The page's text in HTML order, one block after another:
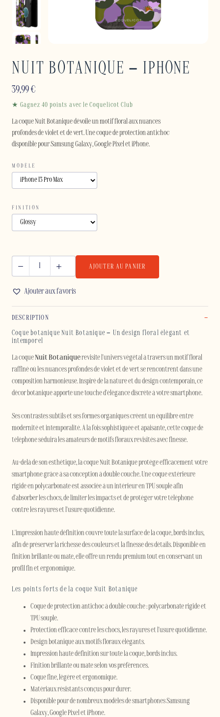
NUIT BOTANIQUE – IPHONE
39,99€
★ Gagnez 40 points avec le Coquelicot Club
La coque Nuit Botanique dévoile un motif floral aux nuances
profondes de violet et de vert. Une coque de protection antichoc
disponible pour Samsung Galaxy, Google Pixel et iPhone.
MODÈLE
FINITION
NUIT
BOTANIQUE
-
IPHONE
AJOUTER AU PANIER
Ajouter aux favoris
DESCRIPTION
Coque botanique Nuit Botanique – Un design floral élégant et
intemporel
La coqueNuit Botaniquerevisite l'univers végétal à travers un motif floral
raffiné où les nuances profondes de violet et de vert se rencontrent dans une
composition harmonieuse. Inspiré de la nature et du design contemporain, ce
décor botanique apporte une touche d'élégance discrète à votre smartphone.
Ses contrastes subtils et ses formes organiques créent un équilibre entre
modernité et intemporalité. À la fois sophistiquée et apaisante, cette coque de
téléphone séduira les amateurs de motifs floraux revisités avec finesse.
Au-delà de son esthétique, la coque Nuit Botanique protège efficacement votre
smartphone grâce à sa conception à double couche. Une coque extérieure
rigide en polycarbonate est associée à un intérieur en TPU souple afin
d'absorber les chocs, de limiter les impacts et de protéger votre téléphone
contre les rayures et l'usure quotidienne.
L'impression haute définition couvre toute la surface de la coque, bords inclus,
afin de préserver la richesse des couleurs et la finesse des détails. Disponible en
finition brillante ou mate, elle offre un rendu premium tout en conservant un
profil fin et ergonomique.
Les points forts de la coque Nuit Botanique
Coque de protection antichoc à double couche : polycarbonate rigide et
TPU souple.
Protection efficace contre les chocs, les rayures et l'usure quotidienne.
Design botanique aux motifs floraux élégants.
Impression haute définition sur toute la coque, bords inclus.
Finition brillante ou mate selon vos préférences.
Coque fine, légère et ergonomique.
Matériaux résistants conçus pour durer.
Disponible pour de nombreux modèles de smartphones Samsung
Galaxy, Google Pixel et iPhone.